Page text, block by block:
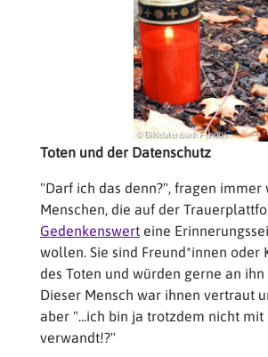
Toten und der Datenschutz
"Darf ich das denn?", fragen immer
Menschen, die auf der
Gedenkenswert eine
wollen. Sie sind Freund*innen oder
des Toten und würden gerne an
Dieser Mensch war ihnen vertraut
aber "...ich bin ja trotzdem nicht mit
verwandt!?"